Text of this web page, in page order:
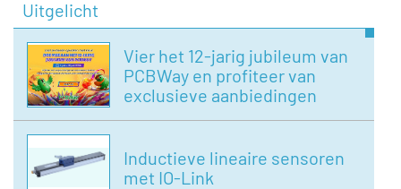
Uitgelicht
Vier het 12-jarig jubileum van
PCBWay en profiteer van
exclusieve aanbiedingen
Inductieve lineaire sensoren
met IO-Link